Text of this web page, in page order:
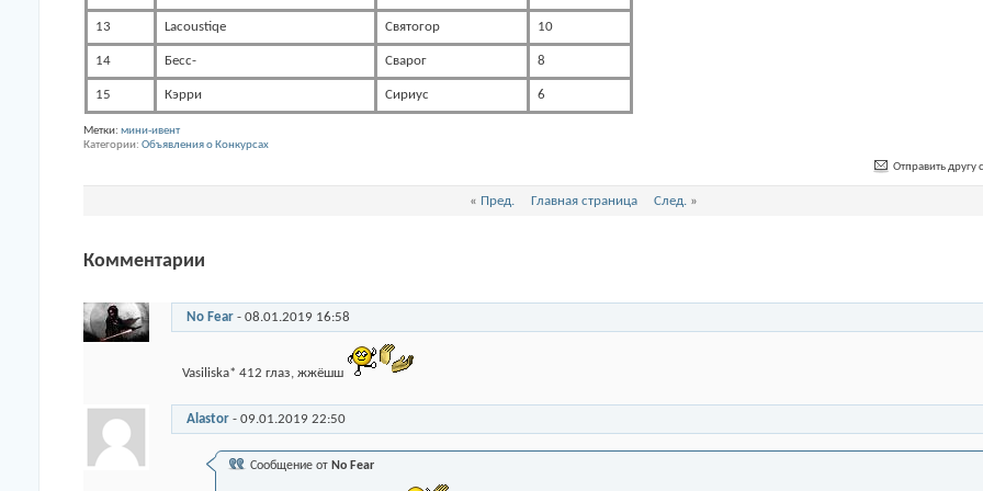
13 Lacoustiqe Святогор 10
14 Бесс- Сварог 8
15 Кэрри Сириус 6
Метки: мини-ивент
Категории Объявления о Конкурсах
Отправить другу
« Пред. Главная страница След. »
Комментарии
No Fear - 08.01.2019 16:58
Vasiliska* 412 глаз, жжёшш
Alastor - 09.01.2019 22:50
Сообщение от No Fear